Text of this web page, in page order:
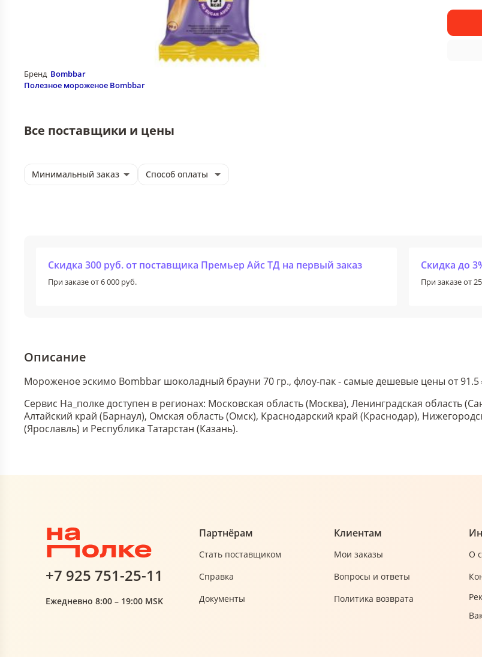
Бренд Bombbar
Полезное мороженое Bombbar
Все поставщики и цены
Минимальный заказ Способ оплаты
Скидка 300 руб. от поставщика Премьер Айс ТД на первый заказ
При заказе от 6 000 руб.
Скидка до
При заказе от
Описание
Мороженое эскимо Bombbar шоколадный брауни 70 гр., флоу-пак - самые дешевые цены от
Сервис На_полке доступен в регионах: Московская область (Москва), Ленинградская область
Алтайский край (Барнаул), Омская область (Омск), Краснодарский край (Краснодар),
(Ярославль) и Республика Татарстан (Казань).
+7 925 751-25-11
Ежедневно 8:00 – 19:00 MSK
Партнёрам
Стать поставщиком
Справка
Документы
Клиентам
Мои заказы
Вопросы и ответы
Политика возврата
О